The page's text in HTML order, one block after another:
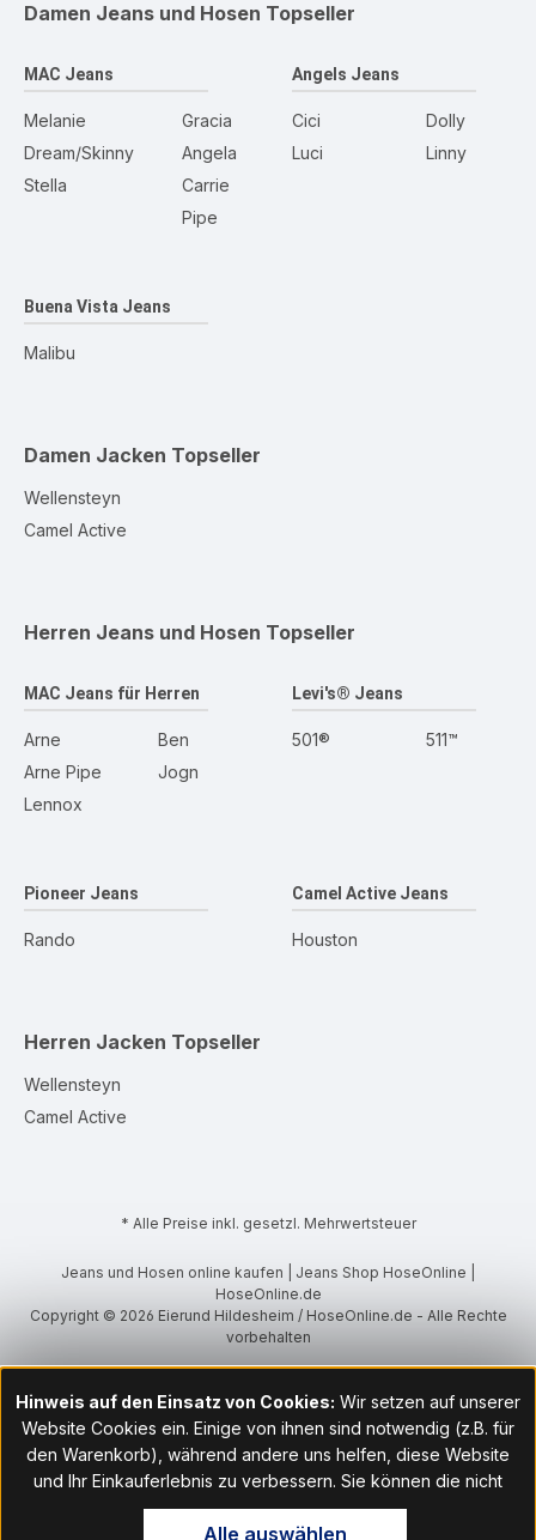
Damen Jeans und Hosen Topseller
MAC Jeans
Melanie
Dream/Skinny
Stella
Gracia
Angela
Carrie
Pipe
Angels Jeans
Cici
Luci
Dolly
Linny
Buena Vista Jeans
Malibu
Damen Jacken Topseller
Wellensteyn
Camel Active
Herren Jeans und Hosen Topseller
MAC Jeans für Herren
Arne
Arne Pipe
Lennox
Ben
Jogn
Levi's® Jeans
501® 511™
Pioneer Jeans
Rando
Camel Active Jeans
Houston
Herren Jacken Topseller
Wellensteyn
Camel Active
* Alle Preise inkl. gesetzl. Mehrwertsteuer
Jeans und Hosen online kaufen | Jeans Shop HoseOnline |
HoseOnline.de
Copyright © 2026 Eierund Hildesheim / HoseOnline.de - Alle Rechte
vorbehalten
Hinweis auf den Einsatz von Cookies: Wir setzen auf unserer
Website Cookies ein. Einige von ihnen sind notwendig (z.B. für
den Warenkorb), während andere uns helfen, diese Website
und Ihr Einkauferlebnis zu verbessern. Sie können die nicht
notwendigen Cookies mit Klick auf „OK“ akzeptieren oder per
Klick auf "Nur technisch notwendige akzeptieren" ablehnen. Den
Alle auswählen